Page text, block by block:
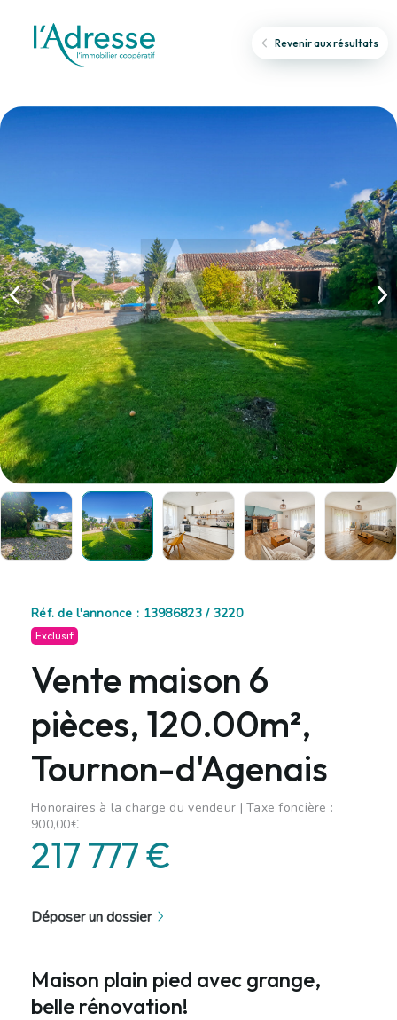
Revenir aux résultats
Réf. de l'annonce : 13986823 / 3220
Exclusif
Vente maison 6
pièces, 120.00m²,
Tournon-d'Agenais
Honoraires à la charge du vendeur | Taxe foncière :
900,00€
217 777 €
Déposer un dossier
Maison plain pied avec grange,
belle rénovation!